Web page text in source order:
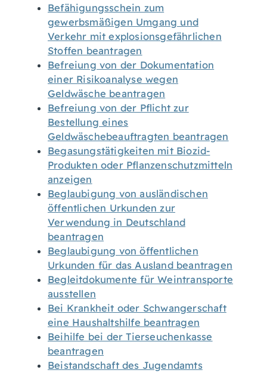
Befähigungsschein zum
gewerbsmäßigen Umgang und
Verkehr mit explosionsgefährlichen
Stoffen beantragen
Befreiung von der Dokumentation
einer Risikoanalyse wegen
Geldwäsche beantragen
Befreiung von der Pflicht zur
Bestellung eines
Geldwäschebeauftragten beantragen
Begasungstätigkeiten mit Biozid-
Produkten oder Pflanzenschutzmitteln
anzeigen
Beglaubigung von ausländischen
öffentlichen Urkunden zur
Verwendung in Deutschland
beantragen
Beglaubigung von öffentlichen
Urkunden für das Ausland beantragen
Begleitdokumente für Weintransporte
ausstellen
Bei Krankheit oder Schwangerschaft
eine Haushaltshilfe beantragen
Beihilfe bei der Tierseuchenkasse
beantragen
Beistandschaft des Jugendamts